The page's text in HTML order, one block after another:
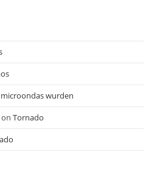
microondas wurden
onTornado